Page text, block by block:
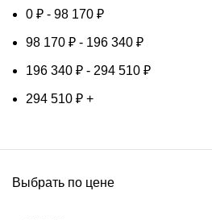
0 ₽ - 98 170 ₽
98 170 ₽ - 196 340 ₽
196 340 ₽ - 294 510 ₽
294 510 ₽ +
Выбрать по цене